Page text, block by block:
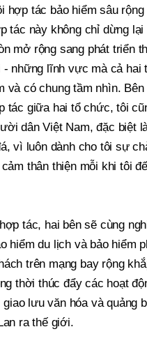
hợp tác bảo hiểm sâu rộng
tác này không chỉ dừng
mở rộng sang phát triển
- những lĩnh vực mà cả hai
và có chung tầm nhìn. Bên
tác giữa hai tổ chức, tôi
dân Việt Nam, đặc biệt
vì luôn dành cho tôi sự
thân thiện mỗi khi tôi
tác, hai bên sẽ cùng
hiểm du lịch và bảo hiểm
trên mạng bay rộng
thời thúc đẩy các hoạt
lưu văn hóa và quảng
ra thế giới.